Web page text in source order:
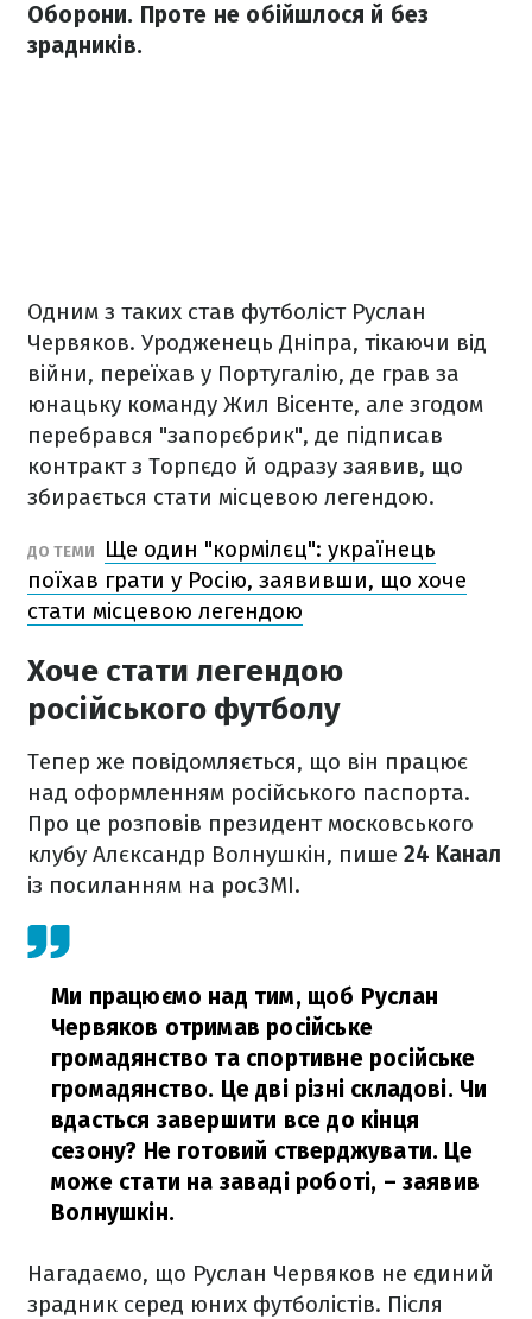
Оборони. Проте не обійшлося й без
зрадників.
Одним з таких став футболіст Руслан
Червяков. Уродженець Дніпра, тікаючи від
війни, переїхав у Португалію, де грав за
юнацьку команду Жил Вісенте, але згодом
перебрався "запорєбрик", де підписав
контракт з Торпєдо й одразу заявив, що
збирається стати місцевою легендою.
ДО ТЕМИ
Ще один "кормілєц": українець
поїхав грати у Росію, заявивши, що хоче
стати місцевою легендою
Хоче стати легендою
російського футболу
Тепер же повідомляється, що він працює
над оформленням російського паспорта.
Про це розповів президент московського
клубу Алєксандр Волнушкін, пише 24 Канал
із посиланням на росЗМІ.
Ми працюємо над тим, щоб Руслан
Червяков отримав російське
громадянство та спортивне російське
громадянство. Це дві різні складові. Чи
вдасться завершити все до кінця
сезону? Не готовий стверджувати. Це
може стати на заваді роботі, – заявив
Волнушкін.
Нагадаємо, що Руслан Червяков не єдиний
зрадник серед юних футболістів. Після